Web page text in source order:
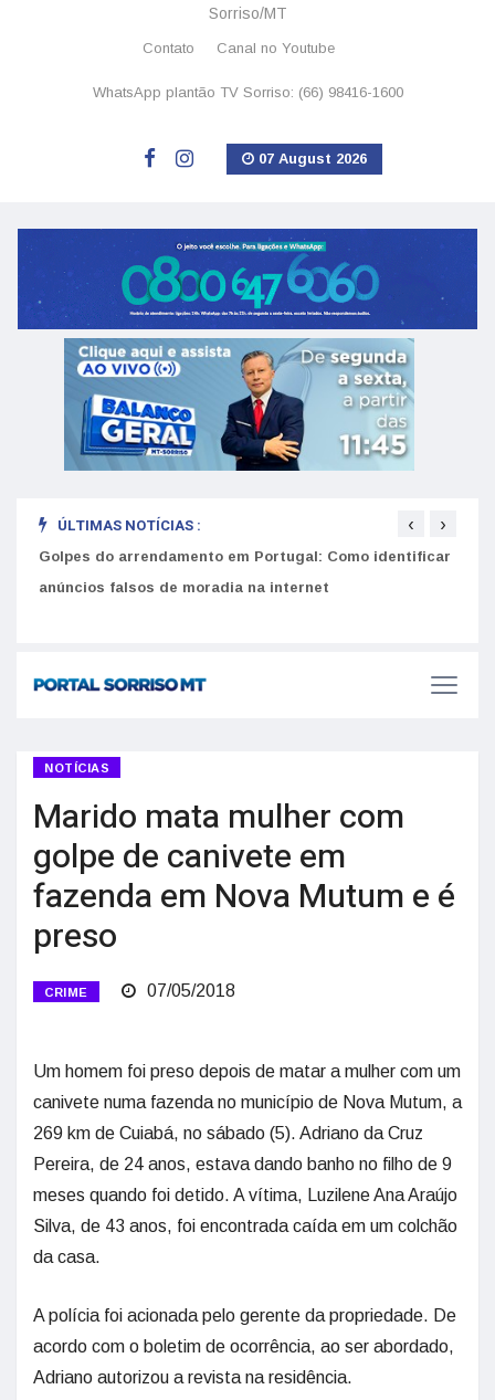
Sorriso/MT
Contato Canal no Youtube
WhatsApp plantão TV Sorriso: (66) 98416-1600
07 August 2026
ÚLTIMAS NOTÍCIAS :
Golpes do arrendamento em Portugal: Como identificar
anúncios falsos de moradia na internet
‹ ›
NOTÍCIAS
Marido mata mulher com
golpe de canivete em
fazenda em Nova Mutum e é
preso
CRIME 07/05/2018
Um homem foi preso depois de matar a mulher com um
canivete numa fazenda no município de Nova Mutum, a
269 km de Cuiabá, no sábado (5). Adriano da Cruz
Pereira, de 24 anos, estava dando banho no filho de 9
meses quando foi detido. A vítima, Luzilene Ana Araújo
Silva, de 43 anos, foi encontrada caída em um colchão
da casa.
A polícia foi acionada pelo gerente da propriedade. De
acordo com o boletim de ocorrência, ao ser abordado,
Adriano autorizou a revista na residência.